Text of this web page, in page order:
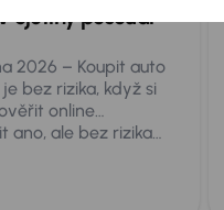
ojetiny posoudí
2026 – Koupit auto
bez rizika, když si
online…
ano, ale bez rizika
prověření vozu
nemusí být